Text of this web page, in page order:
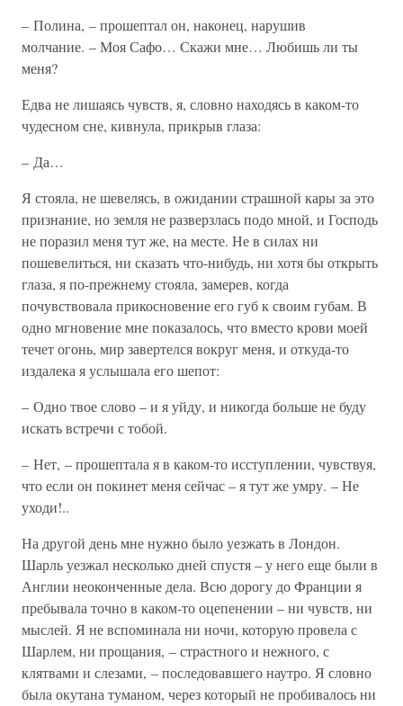
– Полина, – прошептал он, наконец, нарушив
молчание. – Моя Сафо… Скажи мне… Любишь ли ты
меня?
Едва не лишаясь чувств, я, словно находясь в каком-то
чудесном сне, кивнула, прикрыв глаза:
– Да…
Я стояла, не шевелясь, в ожидании страшной кары за это
признание, но земля не разверзлась подо мной, и Господь
не поразил меня тут же, на месте. Не в силах ни
пошевелиться, ни сказать что-нибудь, ни хотя бы открыть
глаза, я по-прежнему стояла, замерев, когда
почувствовала прикосновение его губ к своим губам. В
одно мгновение мне показалось, что вместо крови моей
течет огонь, мир завертелся вокруг меня, и откуда-то
издалека я услышала его шепот:
– Одно твое слово – и я уйду, и никогда больше не буду
искать встречи с тобой.
– Нет, – прошептала я в каком-то исступлении, чувствуя,
что если он покинет меня сейчас – я тут же умру. – Не
уходи!..
На другой день мне нужно было уезжать в Лондон.
Шарль уезжал несколько дней спустя – у него еще были в
Англии неоконченные дела. Всю дорогу до Франции я
пребывала точно в каком-то оцепенении – ни чувств, ни
мыслей. Я не вспоминала ни ночи, которую провела с
Шарлем, ни прощания, – страстного и нежного, с
клятвами и слезами, – последовавшего наутро. Я словно
была окутана туманом, через который не пробивалось ни